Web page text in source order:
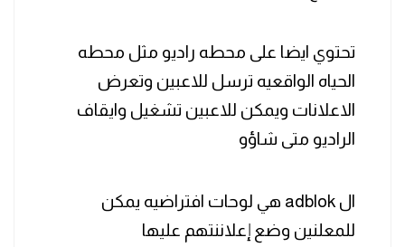
تحتوي ايضا على محطه راديو مثل محطه
الحياه الواقعيه ترسل للاعبين وتعرض
الاعلانات ويمكن للاعبين تشغيل وايقاف
الراديو متى شاؤو
ال adblok هي لوحات افتراضيه يمكن
للمعلنين وضع إعلاننتهم عليها